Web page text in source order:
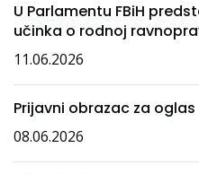
U Parlamentu FBiH
učinka o rodnoj
11.06.2026
Prijavni obrazac za oglas
08.06.2026